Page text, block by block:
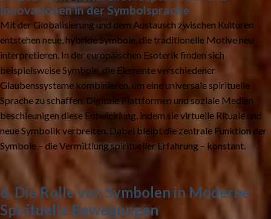
Innovationen in der Symbolsprache
Mit der Globalisierung und dem Austausch zwischen Kulturen
entstehen neue, hybride Symbole, die traditionelle Motive neu
interpretieren. In der europäischen Esoterik finden sich
beispielsweise Symbole, die Elemente verschiedener
Glaubenssysteme kombinieren, um eine universale spirituelle
Sprache zu schaffen. Digitale Plattformen und soziale Medien
beschleunigen diese Entwicklung, indem sie virtuelle Rituale und
neue Symbolik verbreiten. Dabei bleibt die zentrale Funktion der
Symbole – die Vermittlung spiritueller Erfahrung – konstant.
6. Die Rolle von Symbolen in Moderne
Spirituelle Bewegungen